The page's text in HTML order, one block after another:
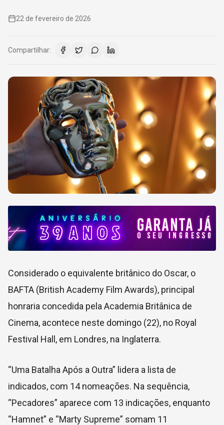
22 de fevereiro de 2026
Compartilhar:
Considerado o equivalente britânico do Oscar, o
BAFTA (British Academy Film Awards), principal
honraria concedida pela Academia Britânica de
Cinema, acontece neste domingo (22), no Royal
Festival Hall, em Londres, na Inglaterra.
“Uma Batalha Após a Outra” lidera a lista de
indicados, com 14 nomeações. Na sequência,
“Pecadores” aparece com 13 indicações, enquanto
“Hamnet” e “Marty Supreme” somam 11